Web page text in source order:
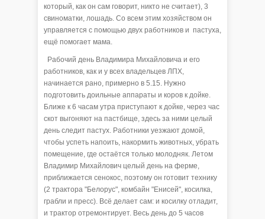
который, как он сам говорит, никто не считает), 3
свиноматки, лошадь. Со всем этим хозяйством он
управляется с помощью двух работников и пастуха,
ещё помогает мама.
Рабочий день Владимира Михайловича и его
работников, как и у всех владельцев ЛПХ,
начинается рано, примерно в 5.15. Нужно
подготовить доильные аппараты и коров к дойке.
Ближе к 6 часам утра приступают к дойке, через час
скот выгоняют на пастбище, здесь за ними целый
день следит пастух. Работники уезжают домой,
чтобы успеть напоить, накормить животных, убрать
помещение, где остаётся только молодняк. Летом
Владимир Михайлович целый день на ферме,
приближается сенокос, поэтому он готовит технику
(2 трактора "Белорус", комбайн "Енисей", косилка,
грабли и пресс). Всё делает сам: и косилку отладит,
и трактор отремонтирует. Весь день до 5 часов